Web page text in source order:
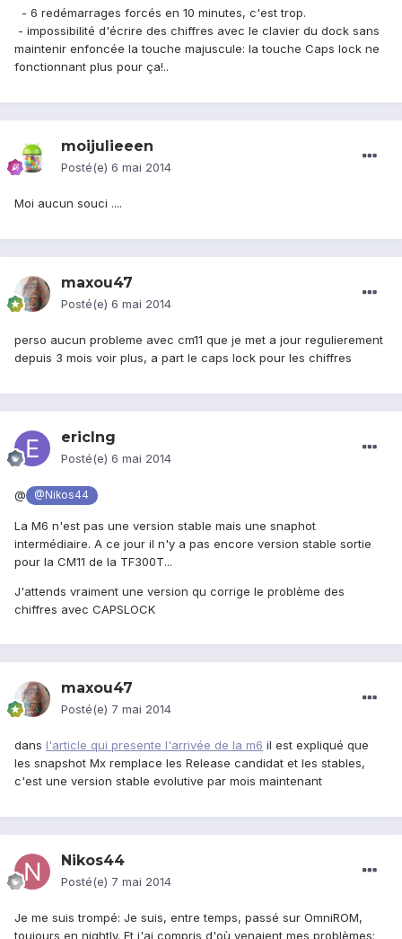
- 6 redémarrages forcés en 10 minutes, c'est trop.
- impossibilité d'écrire des chiffres avec le clavier du dock sans
maintenir enfoncée la touche majuscule: la touche Caps lock ne
fonctionnant plus pour ça!..
moijulieeen
Posté(e) 6 mai 2014
Moi aucun souci ....
maxou47
Posté(e) 6 mai 2014
perso aucun probleme avec cm11 que je met a jour regulierement
depuis 3 mois voir plus, a part le caps lock pour les chiffres
ericlng
Posté(e) 6 mai 2014
@ @Nikos44
La M6 n'est pas une version stable mais une snaphot
intermédiaire. A ce jour il n'y a pas encore version stable sortie
pour la CM11 de la TF300T...
J'attends vraiment une version qu corrige le problème des
chiffres avec CAPSLOCK
maxou47
Posté(e) 7 mai 2014
dans l'article qui presente l'arrivée de la m6 il est expliqué que
les snapshot Mx remplace les Release candidat et les stables,
c'est une version stable evolutive par mois maintenant
Nikos44
Posté(e) 7 mai 2014
Je me suis trompé: Je suis, entre temps, passé sur OmniROM,
toujours en nightly. Et j'ai compris d'où venaient mes problèmes: